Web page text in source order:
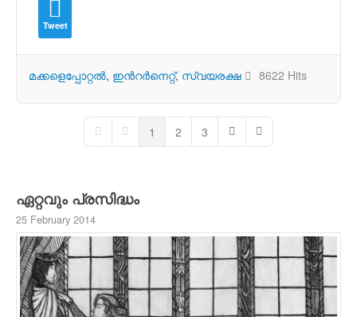
Tweet
മക്കളെപ്പോറ്റല്‍ ഇന്‍റര്‍നെറ്റ് സ്വയരക്ഷ 8622 Hits
First PagePrevious Page
1 2 3 Next PageLast Page
ഏറ്റവും പ്രസിദ്ധം
25 February 2014